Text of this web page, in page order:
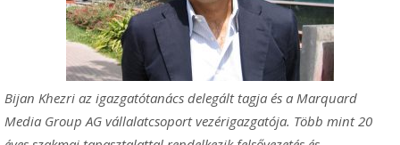
Bijan Khezri az igazgatótanács delegált tagja és a Marquard
Media Group AG vállalatcsoport vezérigazgatója. Több mint 20